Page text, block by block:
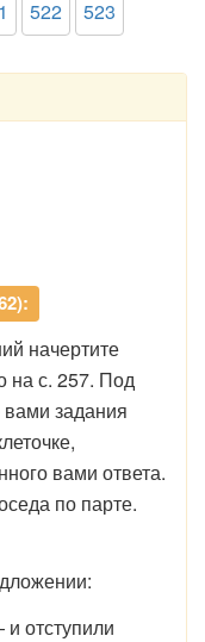
522 523
начертите
на с. 257. Под
задания
ва­ми ответа.
по парте.
отступили